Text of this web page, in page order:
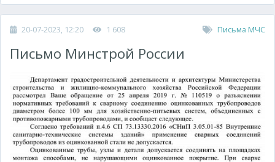
20-07-2023, 12:20 1 608 Письма МЧС
Письмо Минстрой России